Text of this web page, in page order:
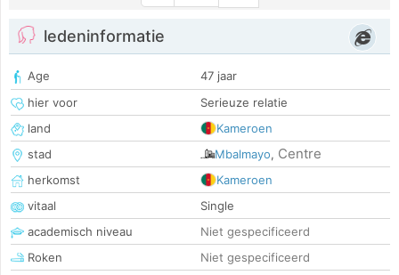
ledeninformatie
Age
47 jaar
hier voor
Serieuze relatie
land
Kameroen
stad
Mbalmayo, Centre
herkomst
Kameroen
vitaal
Single
academisch niveau
Niet gespecificeerd
Roken
Niet gespecificeerd